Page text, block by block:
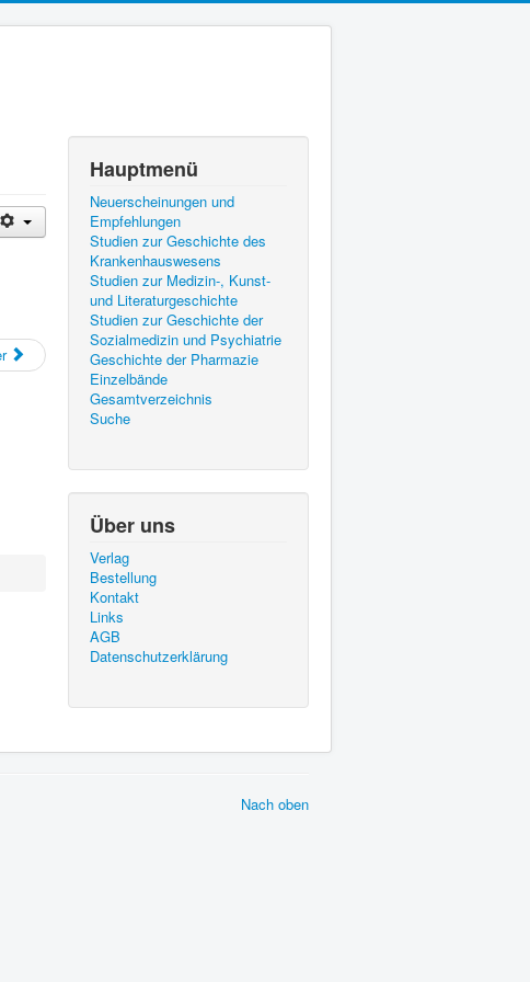
Hauptmenü
Neuerscheinungen und
Empfehlungen
Studien zur Geschichte des
Krankenhauswesens
Studien zur Medizin-, Kunst-
und Literaturgeschichte
Studien zur Geschichte der
Sozialmedizin und Psychiatrie
Geschichte der Pharmazie
Einzelbände
Gesamtverzeichnis
Suche
Über uns
Verlag
Bestellung
Kontakt
Links
AGB
Datenschutzerklärung
Nach oben